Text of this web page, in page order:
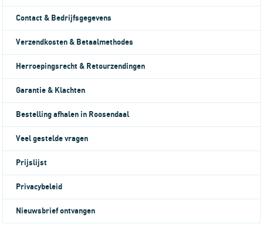
Contact & Bedrijfsgegevens
Verzendkosten & Betaalmethodes
Herroepingsrecht & Retourzendingen
Garantie & Klachten
Bestelling afhalen in Roosendaal
Veel gestelde vragen
Prijslijst
Privacybeleid
Nieuwsbrief ontvangen